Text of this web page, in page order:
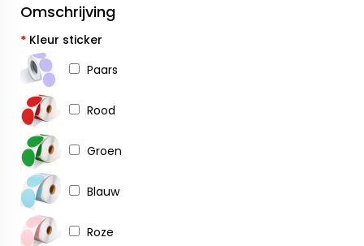
Omschrijving
* Kleur sticker
Paars
Rood
Groen
Blauw
Roze